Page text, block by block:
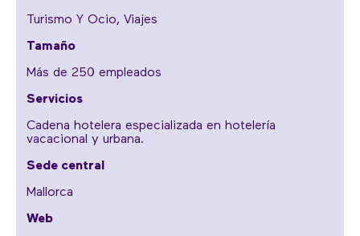
Turismo Y Ocio,Viajes
Tamaño
Más de 250 empleados
Servicios
Cadena hotelera especializada en hotelería
vacacional y urbana.
Sede central
Mallorca
Web